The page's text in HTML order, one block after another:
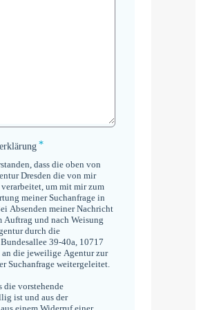
*
dass die oben von
Dresden die von mir
verarbeitet, um mit mir zum
meiner Suchanfrage in
Absenden meiner Nachricht
Auftrag und nach Weisung
durch die
39-40a, 10717
die jeweilige Agentur zur
Suchanfrage weitergeleitet.
die vorstehende
ist und aus der